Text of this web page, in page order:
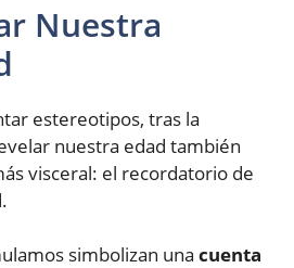
Nuestra
estereotipos, tras la
nuestra edad también
visceral: el recordatorio de
simbolizan una cuenta